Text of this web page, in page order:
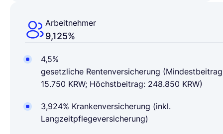
Arbeitnehmer
9,125%
4,5%
gesetzliche Rentenversicherung
15.750 KRW; Höchstbeitrag: 248.850 KRW)
3,924% Krankenversicherung (inkl.
Langzeitpflegeversicherung)